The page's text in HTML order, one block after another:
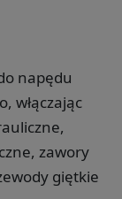
napędu
włączając
zawory
giętkie